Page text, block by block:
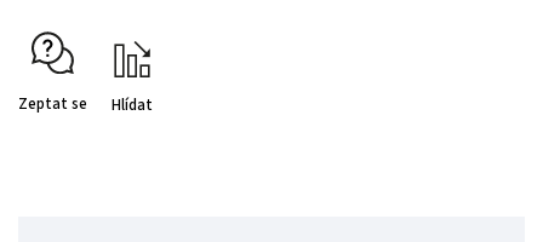
Zeptat se Hlídat